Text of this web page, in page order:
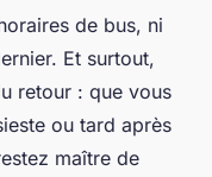
de bus, ni
Et surtout,
retour : que vous
ou tard après
maître de